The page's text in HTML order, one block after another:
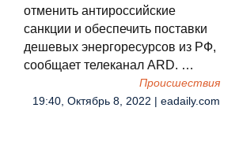
отменить антироссийские
санкции и обеспечить поставки
дешевых энергоресурсов из РФ,
сообщает телеканал ARD. …
Происшествия
19:40, Октябрь 8, 2022 | eadaily.com